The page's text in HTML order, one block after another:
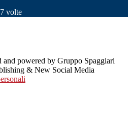
volte
powered by Gruppo Spaggiari
& New Social Media